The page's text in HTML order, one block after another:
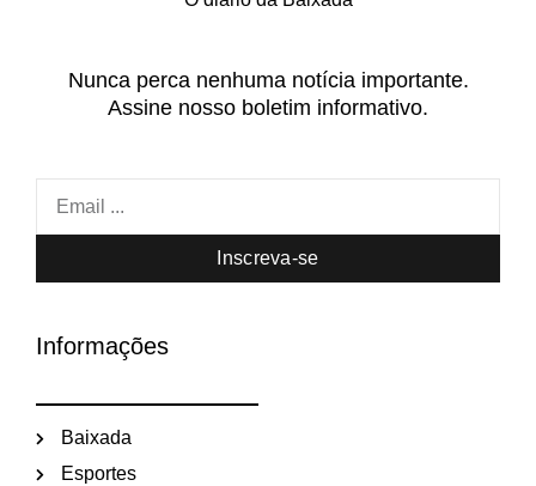
Nunca perca nenhuma notícia importante.
Assine nosso boletim informativo.
Inscreva-se
Informações
Baixada
Esportes